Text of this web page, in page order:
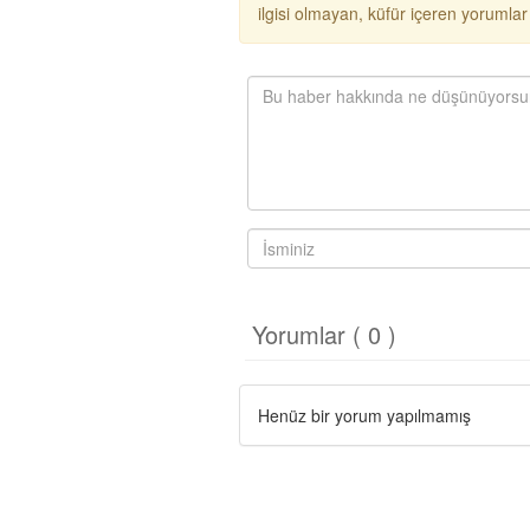
ilgisi olmayan, küfür içeren
Yorumlar ( 0 )
Henüz bir yorum yapılmamış